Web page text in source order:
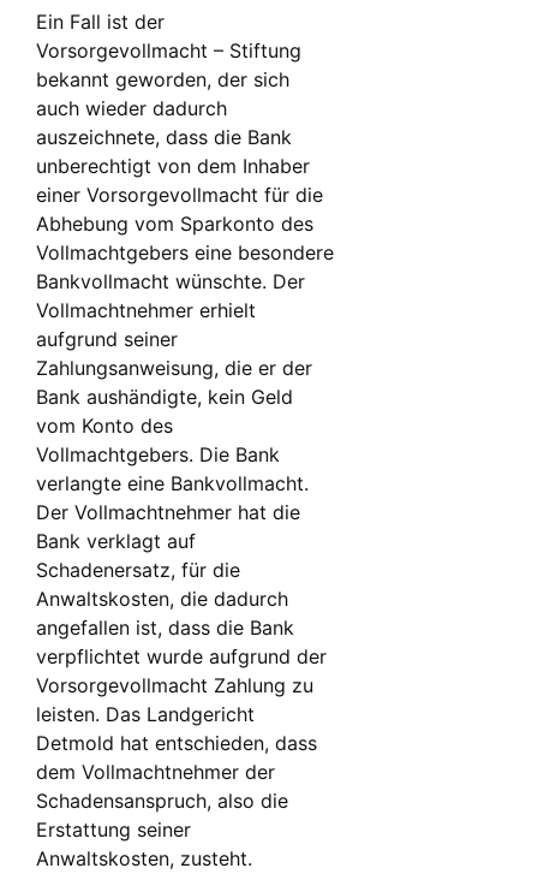
Ein Fall ist der
Vorsorgevollmacht – Stiftung
bekannt geworden, der sich
auch wieder dadurch
auszeichnete, dass die Bank
unberechtigt von dem Inhaber
einer Vorsorgevollmacht für die
Abhebung vom Sparkonto des
Vollmachtgebers eine besondere
Bankvollmacht wünschte. Der
Vollmachtnehmer erhielt
aufgrund seiner
Zahlungsanweisung, die er der
Bank aushändigte, kein Geld
vom Konto des
Vollmachtgebers. Die Bank
verlangte eine Bankvollmacht.
Der Vollmachtnehmer hat die
Bank verklagt auf
Schadenersatz, für die
Anwaltskosten, die dadurch
angefallen ist, dass die Bank
verpflichtet wurde aufgrund der
Vorsorgevollmacht Zahlung zu
leisten. Das Landgericht
Detmold hat entschieden, dass
dem Vollmachtnehmer der
Schadensanspruch, also die
Erstattung seiner
Anwaltskosten, zusteht.